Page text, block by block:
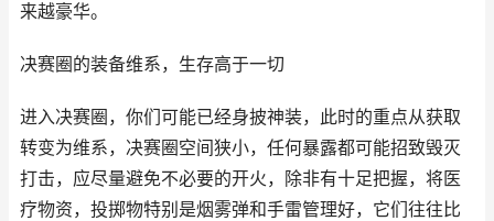
来越豪华。
决赛圈的装备维系，生存高于一切
进入决赛圈，你们可能已经身披神装，此时的重点从获取
转变为维系，决赛圈空间狭小，任何暴露都可能招致毁灭
打击，应尽量避免不必要的开火，除非有十足把握，将医
疗物资，投掷物特别是烟雾弹和手雷管理好，它们往往比